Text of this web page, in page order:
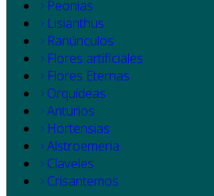
Peonias
Lisianthus
Ranúnculos
Flores artificiales
Flores Eternas
Orquídeas
Anturios
Hortensias
Alstroemeria
Claveles
Crisantemos